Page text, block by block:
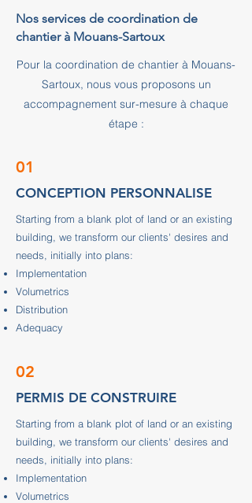
Nos services de coordination de
chantier à Mouans-Sartoux
Pour la coordination de chantier à Mouans-
Sartoux, nous vous proposons un
accompagnement sur-mesure à chaque
étape :
01
CONCEPTION PERSONNALISE
Starting from a blank plot of land or an existing
building, we transform our clients' desires and
needs, initially into plans:
Implementation
Volumetrics
Distribution
Adequacy
02
PERMIS DE CONSTRUIRE
Starting from a blank plot of land or an existing
building, we transform our clients' desires and
needs, initially into plans:
Implementation
Volumetrics